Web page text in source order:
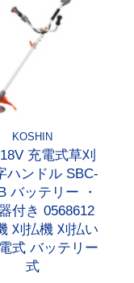
KOSHIN
充電式草刈
ハンドル SBC-
バッテリー ・
付き 0568612
刈払機 刈払い
式 バッテリー
式